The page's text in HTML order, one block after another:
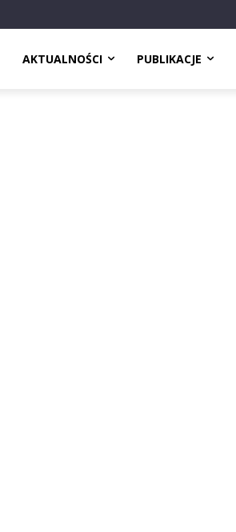
AKTUALNOŚCI PUBLIKACJE